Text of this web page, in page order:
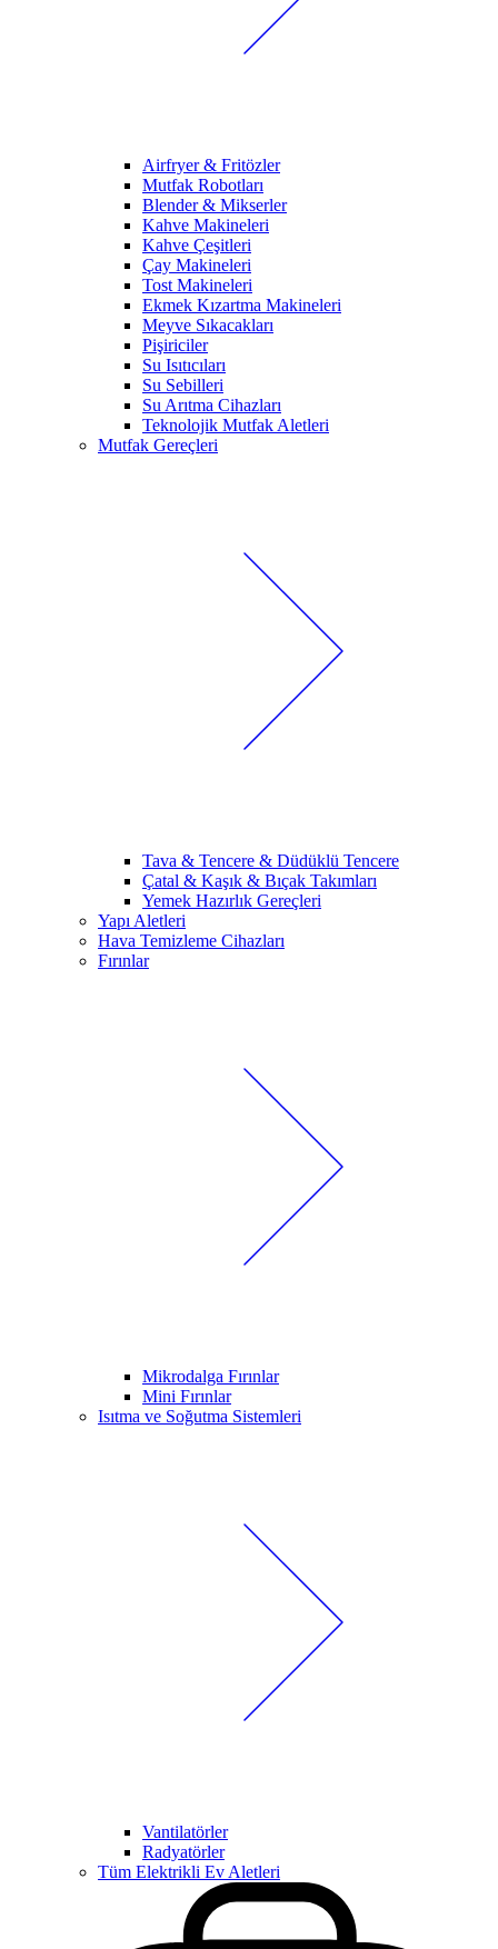
Airfryer & Fritözler
Mutfak Robotları
Blender & Mikserler
Kahve Makineleri
Kahve Çeşitleri
Çay Makineleri
Tost Makineleri
Ekmek Kızartma Makineleri
Meyve Sıkacakları
Pişiriciler
Su Isıtıcıları
Su Sebilleri
Su Arıtma Cihazları
Teknolojik Mutfak Aletleri
Mutfak Gereçleri
Tava & Tencere & Düdüklü Tencere
Çatal & Kaşık & Bıçak Takımları
Yemek Hazırlık Gereçleri
Yapı Aletleri
Hava Temizleme Cihazları
Fırınlar
Mikrodalga Fırınlar
Mini Fırınlar
Isıtma ve Soğutma Sistemleri
Vantilatörler
Radyatörler
Tüm Elektrikli Ev Aletleri